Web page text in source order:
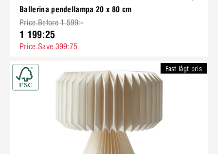
Ballerina pendellampa 20 x 80 cm
Price.Before 1 599:-
1 199:25
Price.Save 399:75
Fast lågt pris